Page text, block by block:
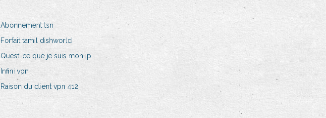
Abonnement tsn
Forfait tamil dishworld
Quest-ce que je suis mon ip
Infini vpn
Raison du client vpn 412